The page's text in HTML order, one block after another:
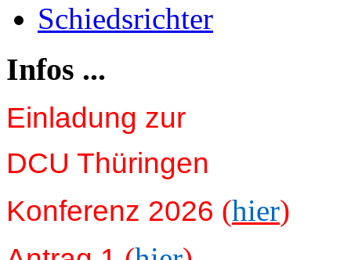
Schiedsrichter
Infos ...
Einladung zur
DCU Thüringen
Konferenz 2026 (hier)